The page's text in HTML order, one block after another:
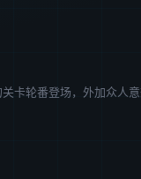
卡轮番登场，外加众人